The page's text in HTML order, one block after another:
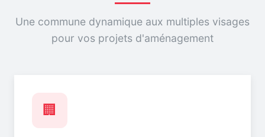
Une commune dynamique aux multiples visages
pour vos projets d'aménagement
🏢